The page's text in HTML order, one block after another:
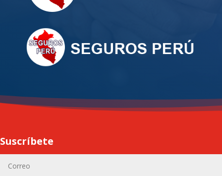
Suscríbete